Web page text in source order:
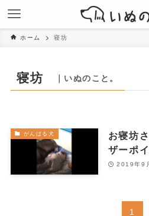
ホーム 寝坊
寝坊 ｜いぬのこと。
がんばる犬
お寝坊
ザーポ
2019年9
1